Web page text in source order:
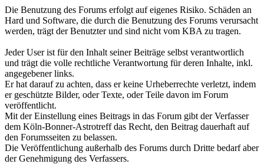
Die Benutzung des Forums erfolgt auf eigenes Risiko. Schäden an
Hard und Software, die durch die Benutzung des Forums verursacht
werden, trägt der Benutzter und sind nicht vom KBA zu tragen.
Jeder User ist für den Inhalt seiner Beiträge selbst verantwortlich
und trägt die volle rechtliche Verantwortung für deren Inhalte, inkl.
angegebener links.
Er hat darauf zu achten, dass er keine Urheberrechte verletzt, indem
er geschützte Bilder, oder Texte, oder Teile davon im Forum
veröffentlicht.
Mit der Einstellung eines Beitrags in das Forum gibt der Verfasser
dem Köln-Bonner-Astrotreff das Recht, den Beitrag dauerhaft auf
den Forumsseiten zu belassen.
Die Veröffentlichung außerhalb des Forums durch Dritte bedarf aber
der Genehmigung des Verfassers.